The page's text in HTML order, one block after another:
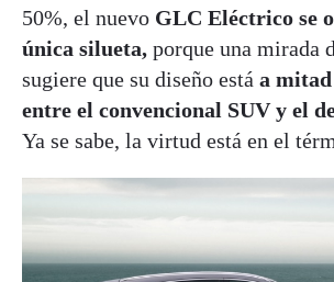
50%, el nuevo GLC Eléctrico se
única silueta, porque una mirada
sugiere que su diseño está a
entre el convencional SUV y el
Ya se sabe, la virtud está en el